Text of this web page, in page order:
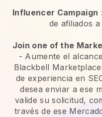
Influencer Campaign
de afiliados
Join one of the
- Aumente el
Blackbell
de experiencia en
desea enviar a ese
valide su solicitud,
través de ese